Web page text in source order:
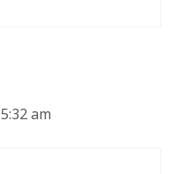
am